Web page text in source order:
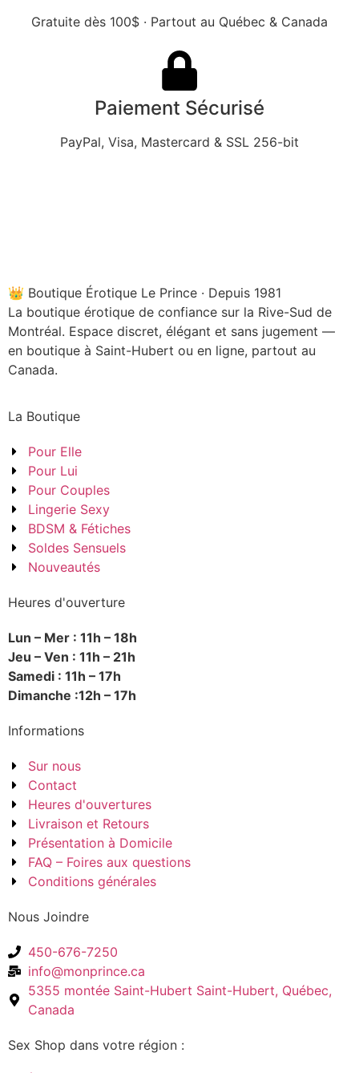
Gratuite dès 100$ · Partout au Québec & Canada
Paiement Sécurisé
PayPal, Visa, Mastercard & SSL 256-bit
👑 Boutique Érotique Le Prince · Depuis 1981
La boutique érotique de confiance sur la Rive-Sud de
Montréal. Espace discret, élégant et sans jugement —
en boutique à Saint-Hubert ou en ligne, partout au
Canada.
La Boutique
Pour Elle
Pour Lui
Pour Couples
Lingerie Sexy
BDSM & Fétiches
Soldes Sensuels
Nouveautés
Heures d'ouverture
Lun – Mer : 11h – 18h
Jeu – Ven : 11h – 21h
Samedi : 11h – 17h
Dimanche :12h – 17h
Informations
Sur nous
Contact
Heures d'ouvertures
Livraison et Retours
Présentation à Domicile
FAQ – Foires aux questions
Conditions générales
Nous Joindre
450-676-7250
info@monprince.ca
5355 montée Saint-Hubert Saint-Hubert, Québec,
Canada
Sex Shop dans votre région :